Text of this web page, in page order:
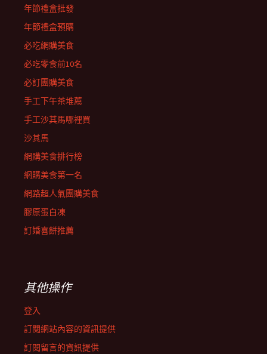
年節禮盒批發
年節禮盒預購
必吃網購美食
必吃零食前10名
必訂團購美食
手工下午茶堆薦
手工沙其馬哪裡買
沙其馬
網購美食排行榜
網購美食第一名
網路超人氣團購美食
膠原蛋白凍
訂婚喜餅推薦
其他操作
登入
訂閱網站內容的資訊提供
訂閱留言的資訊提供